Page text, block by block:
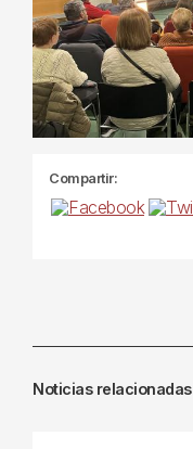
Compartir:
Noticias relacionadas